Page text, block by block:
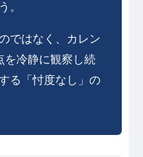
。
ではなく、カレン
を冷静に観察し続
る「忖度なし」の